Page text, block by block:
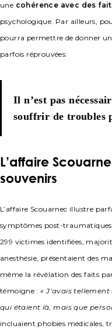
une cohérence avec des
psychologique. Par ailleurs,
pourra permettre de donner
parfois réprouvées.
Il n’est pas
souffrir de troubles
L’affaire
souvenirs
L’affaire Scouarnec illustre
symptômes post-traumatiques
299 victimes identifiées,
anesthésie, présentaient des
même la révélation des faits
témoigne :« J’avais
qui étaient là, mais que
incluaient phobies médicales,